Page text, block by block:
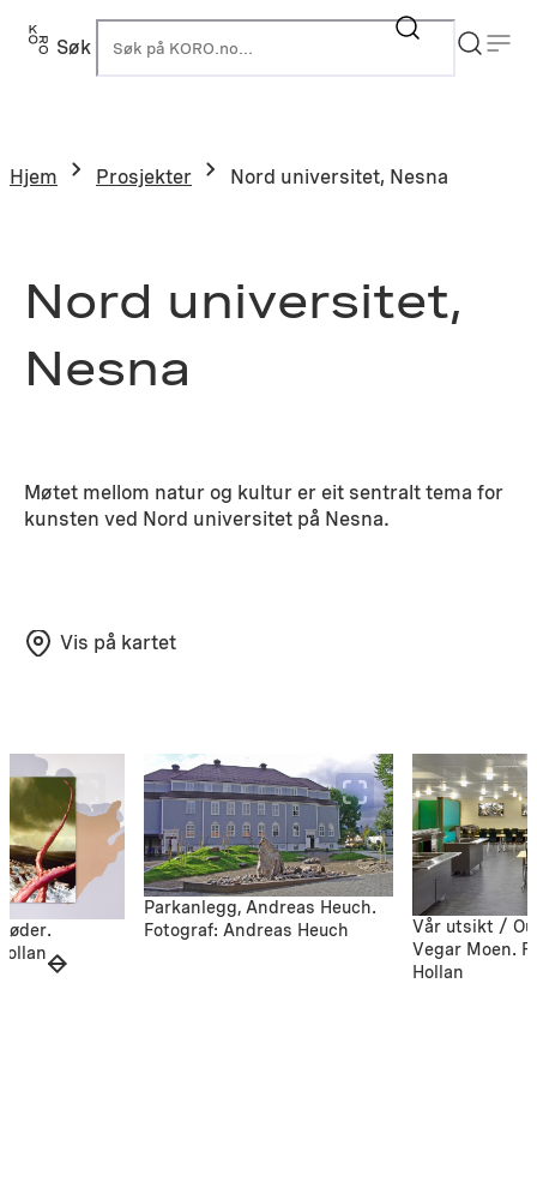
Hopp
Søk
Hjem Prosjekter Nord universitet, Nesna
Nord universitet,
Nesna
Møtet mellom natur og kultur er eit sentralt tema for
kunsten ved Nord universitet på Nesna.
Vis på kartet
Parkanlegg, Andreas Heuch.
Fotograf: Andreas Heuch
Vår utsikt /
Vegar Moen.
Hollan